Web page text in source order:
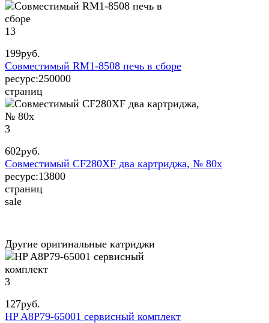
13
199руб.
Совместимый RM1-8508 печь в сборе
ресурс:250000
страниц
3
602руб.
Совместимый CF280XF два картриджа, № 80x
ресурс:13800
страниц
sale
Другие оригинальные катриджи
3
127руб.
HP A8P79-65001 сервисный комплект